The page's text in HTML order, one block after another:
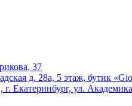
37
д. 28а, 5 этаж, бутик
Екатеринбург, ул.